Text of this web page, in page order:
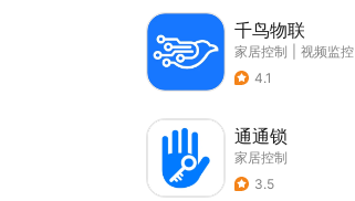
千鸟物联
家居控制
视频监控
4.1
通通锁
家居控制
3.5